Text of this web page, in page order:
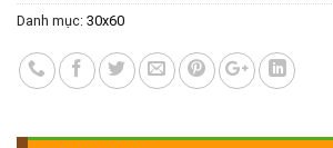
Danh mục: 30x60